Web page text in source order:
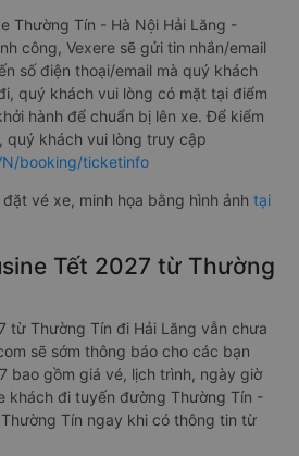
Thường Tín - Hà Nội Hải Lăng -
công, Vexere sẽ gửi tin nhắn/email
số điện thoại/email mà quý khách
quý khách vui lòng có mặt tại điểm
hành để chuẩn bị lên xe. Để kiểm
khách vui lòng truy cập
booking/ticketinfo
vé xe, minh họa bằng hình ảnh tại
Tết 2027 từ Thường
từ Thường Tín đi Hải Lăng vẫn chưa
sẽ sớm thông báo cho các bạn
bao gồm giá vé, lịch trình, ngày giờ
khách đi tuyến đường Thường Tín -
Tín ngay khi có thông tin từ